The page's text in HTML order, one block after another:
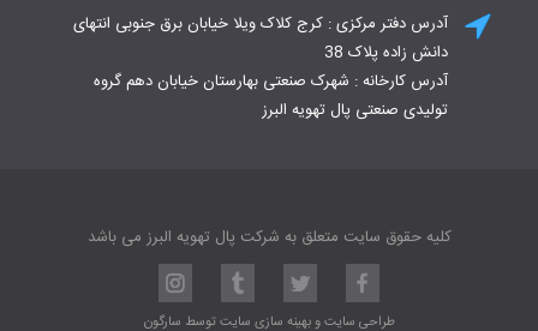
آدرس دفتر مرکزی : کرج کلاک ویلا خیابان برق جنوبی انتهای
دانش زاده پلاک 38
آدرس کارخانه : شهرک صنعتی بهارستان خیابان دهم گروه
تولیدی صنعتی پال تهویه البرز
کلیه حقوق سایت متعلق به شرکت پال تهویه البرز می باشد
طراحی سایتو بهینه سازی سایتتوسط سارگون